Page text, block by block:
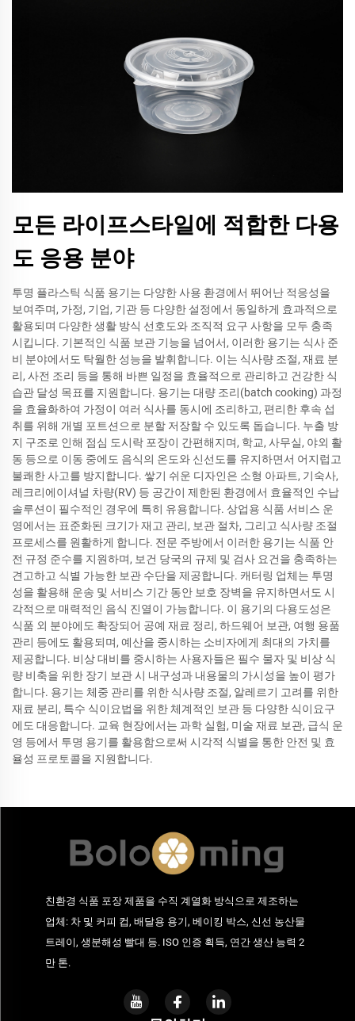
모든 라이프스타일에 적합한 다용
도 응용 분야
투명 플라스틱 식품 용기는 다양한 사용 환경에서 뛰어난 적응성을
보여주며, 가정, 기업, 기관 등 다양한 설정에서 동일하게 효과적으로
활용되며 다양한 생활 방식 선호도와 조직적 요구 사항을 모두 충족
시킵니다. 기본적인 식품 보관 기능을 넘어서, 이러한 용기는 식사 준
비 분야에서도 탁월한 성능을 발휘합니다. 이는 식사량 조절, 재료 분
리, 사전 조리 등을 통해 바쁜 일정을 효율적으로 관리하고 건강한 식
습관 달성 목표를 지원합니다. 용기는 대량 조리(batch cooking) 과정
을 효율화하여 가정이 여러 식사를 동시에 조리하고, 편리한 후속 섭
취를 위해 개별 포트션으로 분할 저장할 수 있도록 돕습니다. 누출 방
지 구조로 인해 점심 도시락 포장이 간편해지며, 학교, 사무실, 야외 활
동 등으로 이동 중에도 음식의 온도와 신선도를 유지하면서 어지럽고
불쾌한 사고를 방지합니다. 쌓기 쉬운 디자인은 소형 아파트, 기숙사,
레크리에이셔널 차량(RV) 등 공간이 제한된 환경에서 효율적인 수납
솔루션이 필수적인 경우에 특히 유용합니다. 상업용 식품 서비스 운
영에서는 표준화된 크기가 재고 관리, 보관 절차, 그리고 식사량 조절
프로세스를 원활하게 합니다. 전문 주방에서 이러한 용기는 식품 안
전 규정 준수를 지원하며, 보건 당국의 규제 및 검사 요건을 충족하는
견고하고 식별 가능한 보관 수단을 제공합니다. 캐터링 업체는 투명
성을 활용해 운송 및 서비스 기간 동안 보호 장벽을 유지하면서도 시
각적으로 매력적인 음식 진열이 가능합니다. 이 용기의 다용도성은
식품 외 분야에도 확장되어 공예 재료 정리, 하드웨어 보관, 여행 용품
관리 등에도 활용되며, 예산을 중시하는 소비자에게 최대의 가치를
제공합니다. 비상 대비를 중시하는 사용자들은 필수 물자 및 비상 식
량 비축을 위한 장기 보관 시 내구성과 내용물의 가시성을 높이 평가
합니다. 용기는 체중 관리를 위한 식사량 조절, 알레르기 고려를 위한
재료 분리, 특수 식이요법을 위한 체계적인 보관 등 다양한 식이요구
에도 대응합니다. 교육 현장에서는 과학 실험, 미술 재료 보관, 급식 운
영 등에서 투명 용기를 활용함으로써 시각적 식별을 통한 안전 및 효
율성 프로토콜을 지원합니다.
친환경 식품 포장 제품을 수직 계열화 방식으로 제조하는
업체: 차 및 커피 컵, 배달용 용기, 베이킹 박스, 신선 농산물
트레이, 생분해성 빨대 등. ISO 인증 획득, 연간 생산 능력 2
만 톤.